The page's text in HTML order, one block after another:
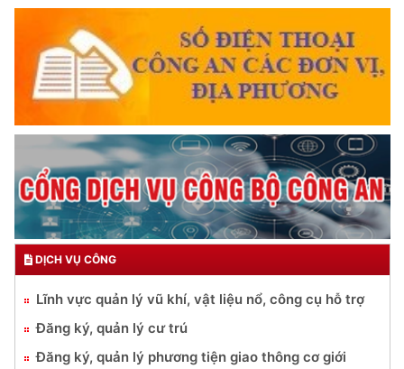
DỊCH VỤ CÔNG
Lĩnh vực quản lý vũ khí, vật liệu nổ, công cụ hỗ trợ
Đăng ký, quản lý cư trú
Đăng ký, quản lý phương tiện giao thông cơ giới